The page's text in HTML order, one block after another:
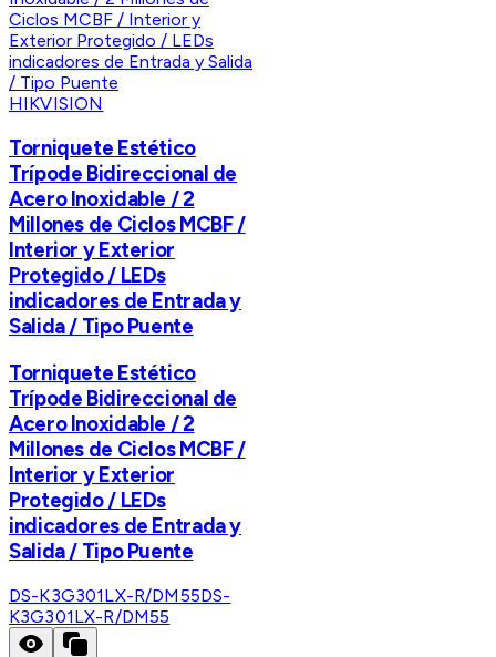
HIKVISION
Torniquete Estético
Trípode Bidireccional de
Acero Inoxidable / 2
Millones de Ciclos MCBF /
Interior y Exterior
Protegido / LEDs
indicadores de Entrada y
Salida / Tipo Puente
Torniquete Estético
Trípode Bidireccional de
Acero Inoxidable / 2
Millones de Ciclos MCBF /
Interior y Exterior
Protegido / LEDs
indicadores de Entrada y
Salida / Tipo Puente
DS-K3G301LX-R/DM55DS-
K3G301LX-R/DM55